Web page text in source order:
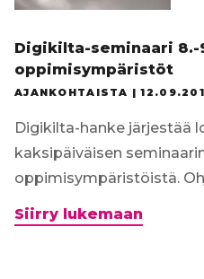
Digikilta-seminaari 8.-
oppimisympäristöt
AJANKOHTAISTA |
Digikilta-hanke järjestää
kaksipäiväisen
oppimisympäristöistä.
Siirry lukemaan